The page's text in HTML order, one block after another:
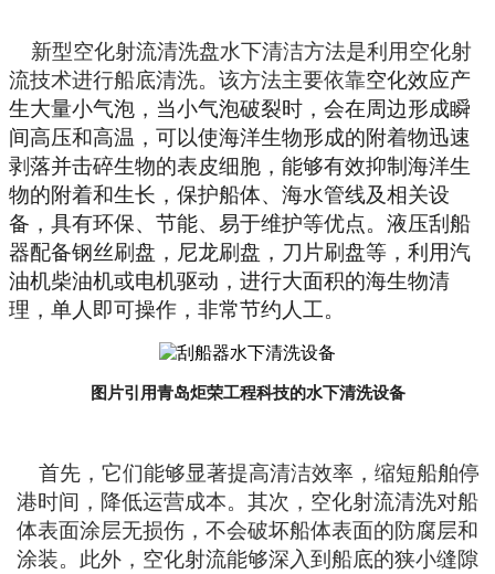
新型空化射流清洗盘水下清洁方法是利用空化射
流技术进行船底清洗。该方法主要依靠空化效应产
生大量小气泡，当小气泡破裂时，会在周边形成瞬
间高压和高温，可以使海洋生物形成的附着物迅速
剥落并击碎生物的表皮细胞，能够有效抑制海洋生
物的附着和生长，保护船体、海水管线及相关设
备，具有环保、节能、易于维护等优点。 液压刮船
器配备钢丝刷盘，尼龙刷盘，刀片刷盘等，利用汽
油机柴油机或电机驱动，进行大面积的海生物清
理，单人即可操作，非常节约人工。
图片引用青岛炬荣工程科技的水下清洗设备
首先，它们能够显著提高清洁效率，缩短船舶停
港时间，降低运营成本。其次，空化射流清洗对船
体表面涂层无损伤，不会破坏船体表面的防腐层和
涂装。此外，空化射流能够深入到船底的狭小缝隙